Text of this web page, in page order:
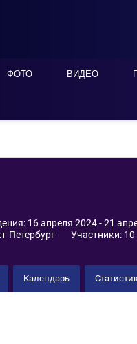
ФОТО ВИДЕО
16 апреля 2024 - 21
Петербург
Участники: 10
Календарь